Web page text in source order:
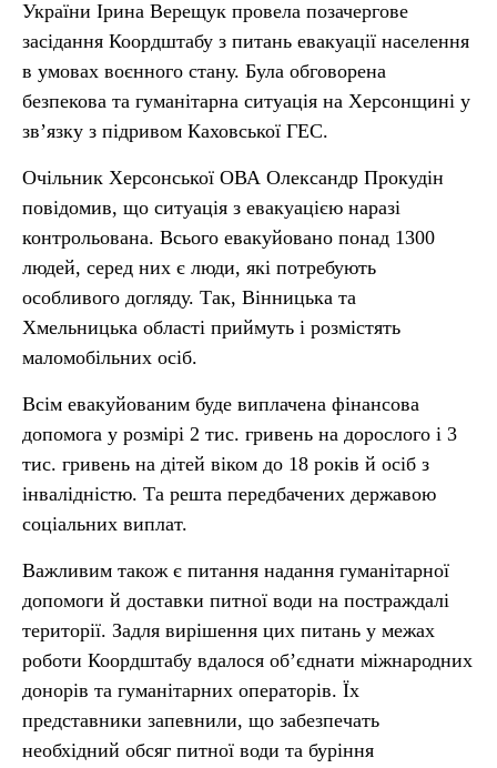
України Ірина Верещук провела позачергове
засідання Коордштабу з питань евакуації населення
в умовах воєнного стану. Була обговорена
безпекова та гуманітарна ситуація на Херсонщині у
зв’язку з підривом Каховської ГЕС.
Очільник Херсонської ОВА Олександр Прокудін
повідомив, що ситуація з евакуацією наразі
контрольована. Всього евакуйовано понад 1300
людей, серед них є люди, які потребують
особливого догляду. Так, Вінницька та
Хмельницька області приймуть і розмістять
маломобільних осіб.
Всім евакуйованим буде виплачена фінансова
допомога у розмірі 2 тис. гривень на дорослого і 3
тис. гривень на дітей віком до 18 років й осіб з
інвалідністю. Та решта передбачених державою
соціальних виплат.
Важливим також є питання надання гуманітарної
допомоги й доставки питної води на постраждалі
території. Задля вирішення цих питань у межах
роботи Коордштабу вдалося об’єднати міжнародних
донорів та гуманітарних операторів. Їх
представники запевнили, що забезпечать
необхідний обсяг питної води та буріння